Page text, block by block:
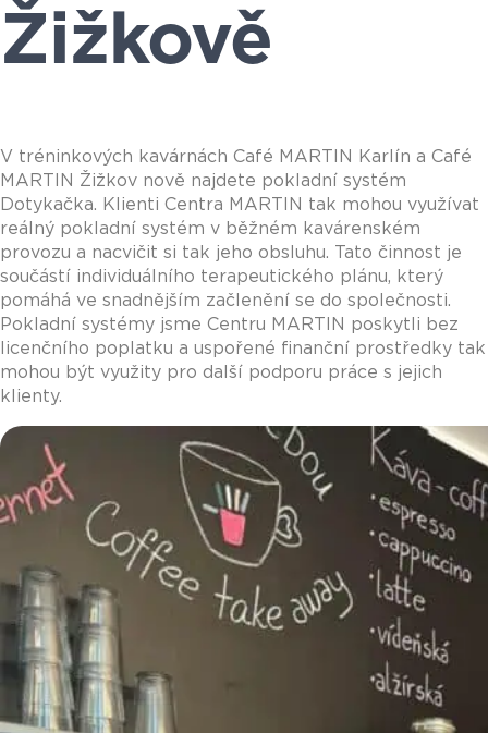
Žižkově
V tréninkových kavárnách Café MARTIN Karlín a Café
MARTIN Žižkov nově najdete pokladní systém
Dotykačka. Klienti Centra MARTIN tak mohou využívat
reálný pokladní systém v běžném kavárenském
provozu a nacvičit si tak jeho obsluhu. Tato činnost je
součástí individuálního terapeutického plánu, který
pomáhá ve snadnějším začlenění se do společnosti.
Pokladní systémy jsme Centru MARTIN poskytli bez
licenčního poplatku a uspořené finanční prostředky tak
mohou být využity pro další podporu práce s jejich
klienty.